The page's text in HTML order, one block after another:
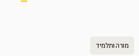
מורה ותלמיד